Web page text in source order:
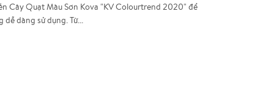
Cây Quạt Màu Sơn Kova "KV Colourtrend 2020" để
dễ dàng sử dụng. Từ...